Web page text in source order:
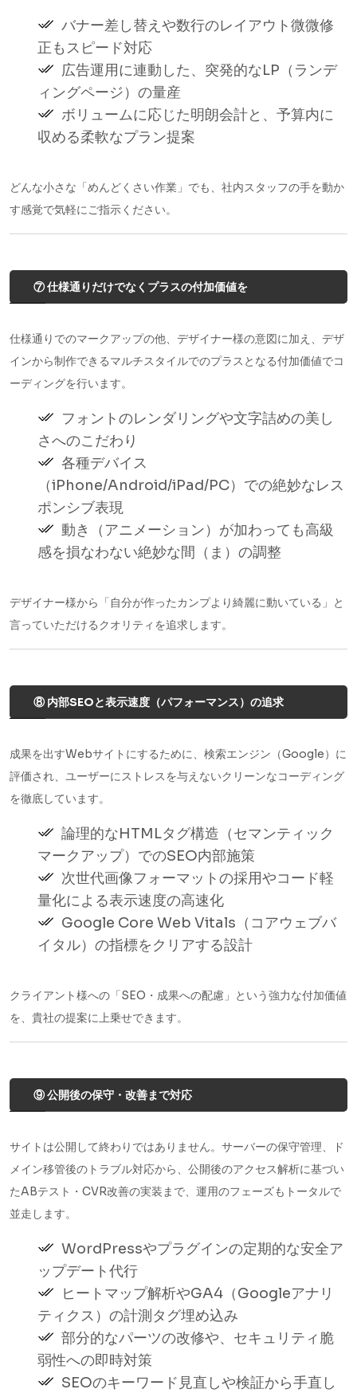
バナー差し替えや数行のレイアウト微微修
正もスピード対応
広告運用に連動した、突発的なLP（ランデ
ィングページ）の量産
ボリュームに応じた明朗会計と、予算内に
収める柔軟なプラン提案
どんな小さな「めんどくさい作業」でも、社内スタッフの手を動か
す感覚で気軽にご指示ください。
⑦ 仕様通りだけでなくプラスの付加価値を
仕様通りでのマークアップの他、デザイナー様の意図に加え、デザ
インから制作できるマルチスタイルでのプラスとなる付加価値でコ
ーディングを行います。
フォントのレンダリングや文字詰めの美し
さへのこだわり
各種デバイス
（iPhone/Android/iPad/PC）での絶妙なレス
ポンシブ表現
動き（アニメーション）が加わっても高級
感を損なわない絶妙な間（ま）の調整
デザイナー様から「自分が作ったカンプより綺麗に動いている」と
言っていただけるクオリティを追求します。
⑧ 内部SEOと表示速度（パフォーマンス）の追求
成果を出すWebサイトにするために、検索エンジン（Google）に
評価され、ユーザーにストレスを与えないクリーンなコーディング
を徹底しています。
論理的なHTMLタグ構造（セマンティック
マークアップ）でのSEO内部施策
次世代画像フォーマットの採用やコード軽
量化による表示速度の高速化
Google Core Web Vitals（コアウェブバ
イタル）の指標をクリアする設計
クライアント様への「SEO・成果への配慮」という強力な付加価値
を、貴社の提案に上乗せできます。
⑨ 公開後の保守・改善まで対応
サイトは公開して終わりではありません。サーバーの保守管理、ド
メイン移管後のトラブル対応から、公開後のアクセス解析に基づい
たABテスト・CVR改善の実装まで、運用のフェーズもトータルで
並走します。
WordPressやプラグインの定期的な安全ア
ップデート代行
ヒートマップ解析やGA4（Googleアナリ
ティクス）の計測タグ埋め込み
部分的なパーツの改修や、セキュリティ脆
弱性への即時対策
SEOのキーワード見直しや検証から手直し